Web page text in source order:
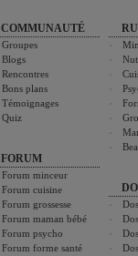
COMMUNAUTÉ
Groupes
Blogs
Rencontres
Bons plans
Témoignages
Quiz
FORUM
Forum minceur
Forum cuisine
Forum grossesse
Forum maman bébé
Forum psycho
Forum forme santé